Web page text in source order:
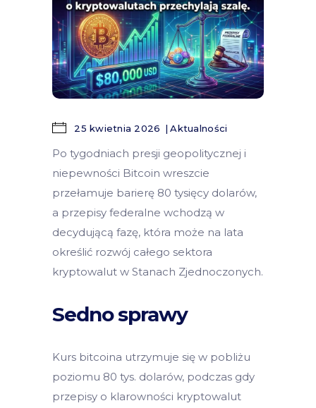
25 kwietnia 2026 Aktualności
Po tygodniach presji geopolitycznej i
niepewności Bitcoin wreszcie
przełamuje barierę 80 tysięcy dolarów,
a przepisy federalne wchodzą w
decydującą fazę, która może na lata
określić rozwój całego sektora
kryptowalut w Stanach Zjednoczonych.
Sedno sprawy
Kurs bitcoina utrzymuje się w pobliżu
poziomu 80 tys. dolarów, podczas gdy
przepisy o klarowności kryptowalut